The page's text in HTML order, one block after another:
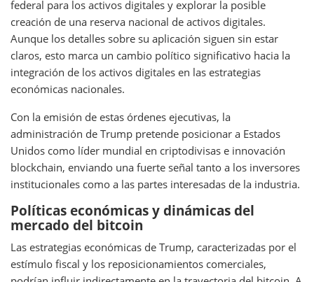
federal para los activos digitales y explorar la posible
creación de una reserva nacional de activos digitales.
Aunque los detalles sobre su aplicación siguen sin estar
claros, esto marca un cambio político significativo hacia la
integración de los activos digitales en las estrategias
económicas nacionales.
Con la emisión de estas órdenes ejecutivas, la
administración de Trump pretende posicionar a Estados
Unidos como líder mundial en criptodivisas e innovación
blockchain, enviando una fuerte señal tanto a los inversores
institucionales como a las partes interesadas de la industria.
Políticas económicas y dinámicas del
mercado del bitcoin
Las estrategias económicas de Trump, caracterizadas por el
estímulo fiscal y los reposicionamientos comerciales,